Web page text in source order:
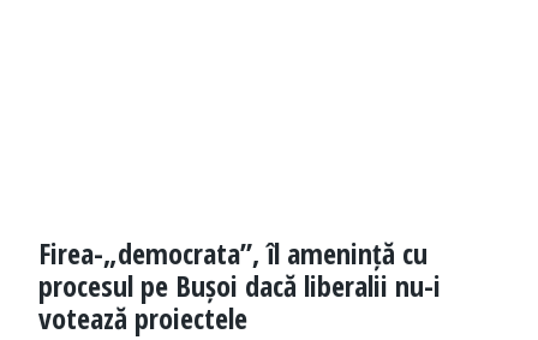
Firea-„democrata”, îl amenință cu
procesul pe Bușoi dacă liberalii nu-i
votează proiectele